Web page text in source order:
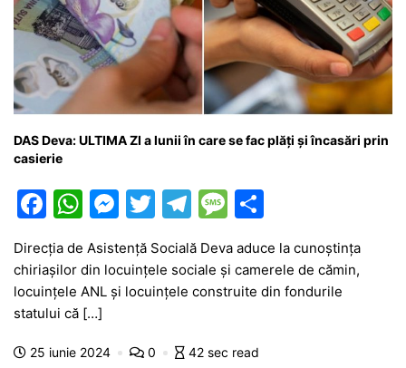
DAS Deva: ULTIMA ZI a lunii în care se fac plăți și încasări prin
casierie
F
a
c
e
b
o
W
at
s
A
p
M
s
s
n
T
w
itt
er
T
e
gr
m
M
s
s
g
ta
je
Direcția de Asistență Socială Deva aduce la cunoștința
chiriașilor din locuințele sociale și camerele de cămin,
locuințele ANL și locuințele construite din fondurile
statului că […]
25 iunie 2024 0 42 sec read